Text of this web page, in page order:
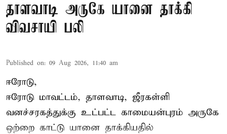
தாளவாடி அருகே யானை தாக்கி
விவசாயி பலி
Published on: 09 Aug 2026, 11:40 am
ஈரோடு,
ஈரோடு மாவட்டம், தாளவாடி, ஜீரகள்ளி
வனச்சரகத்துக்கு உட்பட்ட காமையன்புரம் அருகே
ஒற்றை காட்டு யானை தாக்கியதில்